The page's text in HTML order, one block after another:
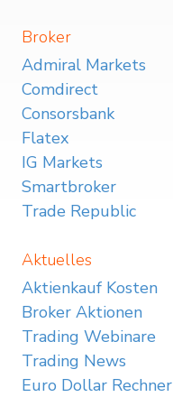
Broker
Admiral Markets
Comdirect
Consorsbank
Flatex
IG Markets
Smartbroker
Trade Republic
Aktuelles
Aktienkauf Kosten
Broker Aktionen
Trading Webinare
Trading News
Euro Dollar Rechner